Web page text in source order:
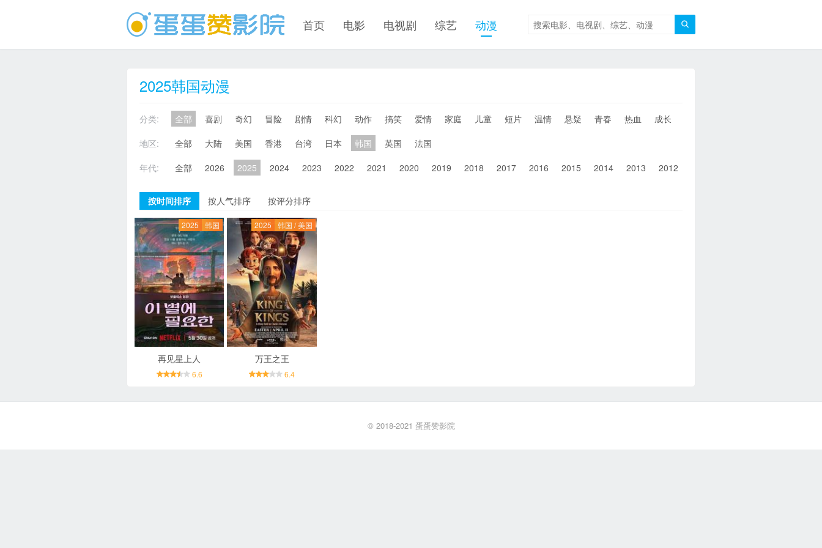

首页 电影 电视剧 综艺 动漫
2025韩国动漫
分类: 全部 喜剧 奇幻 冒险 剧情 科幻 动作 搞笑 爱情 家庭 儿童 短片 温情 悬疑 青春 热血 成长
地区:
全部 大陆 美国 香港 台湾 日本 韩国 英国
法国
年代:
全部 2026 2025 2024 2023 2022 2021 2020 2019 2018 2017 2016 2015 2014 2013 2012
按时间排序 按人气排序 按评分排序
2025 韩国
再见星上人
6.6
2025 韩国 / 美国
万王之王
6.4
© 2018-2021 蛋蛋赞影院